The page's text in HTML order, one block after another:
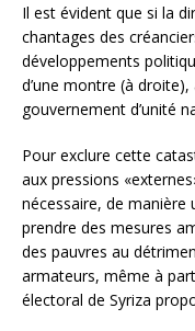
Il est évident que si la
chantages des
développements
d’une montre (à
gouvernement d’unité
Pour exclure cette
aux pressions
nécessaire, de manière
prendre des mesures
des pauvres au
armateurs, même à
électoral de Syriza